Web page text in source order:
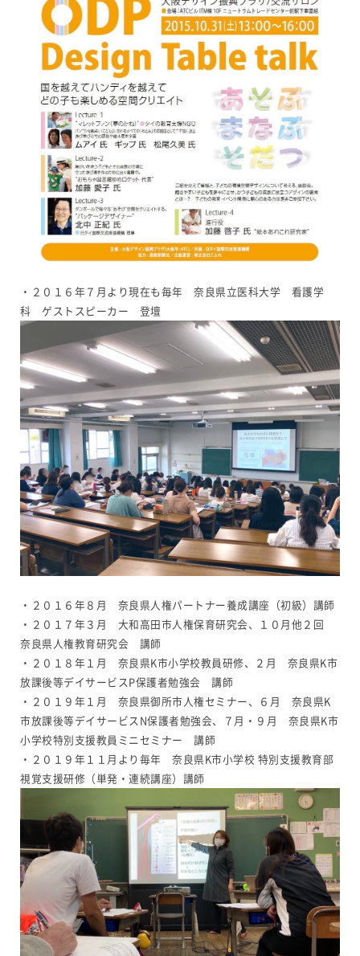
・２０１６年７月より現在も毎年 奈良県立医科大学 看護学
科 ゲストスピーカー 登壇
・２０１６年８月 奈良県人権パートナー養成講座（初級）講師
・２０１７年３月 大和高田市人権保育研究会、１０月他２回
奈良県人権教育研究会 講師
・２０１８年１月 奈良県K市小学校教員研修、２月 奈良県K市
放課後等デイサービスP保護者勉強会 講師
・２０１９年１月 奈良県御所市人権セミナー、６月 奈良県K
市放課後等デイサービスN保護者勉強会、７月・９月 奈良県K市
小学校特別支援教員ミニセミナー 講師
・２０１９年１１月より毎年 奈良県K市小学校 特別支援教育部
視覚支援研修（単発・連続講座）講師